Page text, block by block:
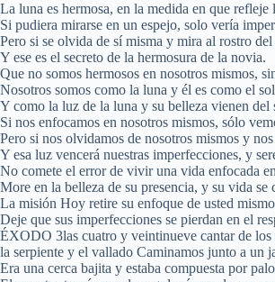
La luna es hermosa, en la medida en que refleje
Si pudiera mirarse en un espejo, solo vería
Pero si se olvida de sí misma y mira al rostro
Y ese es el secreto de la hermosura de la novia.
Que no somos hermosos en nosotros mismos,
Nosotros somos como la luna y él es como el
Y como la luz de la luna y su belleza vienen
Si nos enfocamos en nosotros mismos, sólo
Pero si nos olvidamos de nosotros mismos y
Y esa luz vencerá nuestras imperfecciones, y
No comete el error de vivir una vida enfocada
More en la belleza de su presencia, y su vida
La misión Hoy retire su enfoque de usted
Deje que sus imperfecciones se pierdan en el
ÉXODO 3las cuatro y veintinueve cantar de los
la serpiente y el vallado Caminamos junto a un
Era una cerca bajita y estaba compuesta por